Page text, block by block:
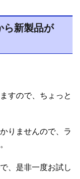
ら新製品が
すので、ちょっと
りませんので、ラ
、是非一度お試し